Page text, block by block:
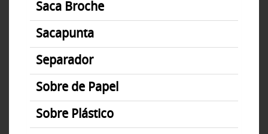
Saca Broche
Sacapunta
Separador
Sobre de Papel
Sobre Plástico